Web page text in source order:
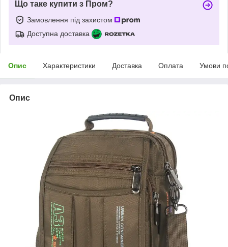
Що таке купити з Пром?
Замовлення під захистом
Доступна доставка
Опис Характеристики Доставка Оплата Умови
Опис